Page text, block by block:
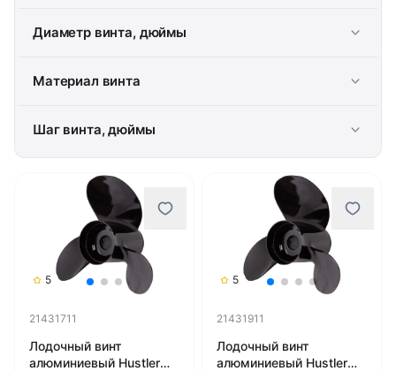
Диаметр винта, дюймы
Материал винта
Шаг винта, дюймы
5
21431711
Лодочный винт
алюминиевый Hustler
5
21431911
Лодочный винт
алюминиевый Hustler